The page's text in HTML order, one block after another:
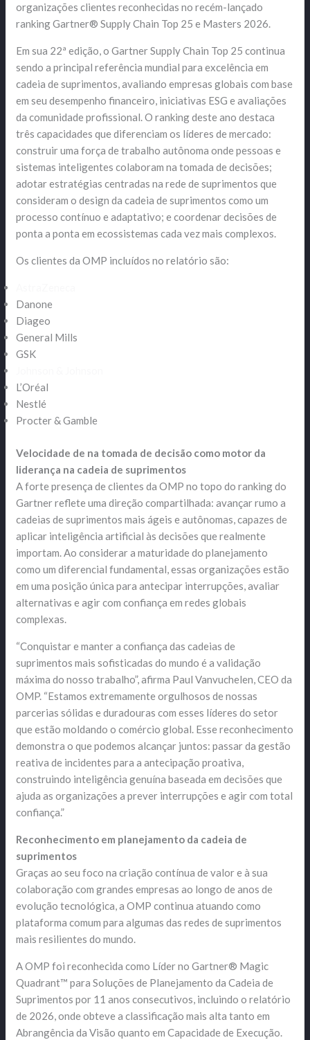
organizações clientes reconhecidas no recém-lançado
ranking Gartner® Supply Chain Top 25 e Masters 2026.
Em sua 22ª edição, o Gartner Supply Chain Top 25 continua
sendo a principal referência mundial para excelência em
cadeia de suprimentos, avaliando empresas globais com base
em seu desempenho financeiro, iniciativas ESG e avaliações
da comunidade profissional. O ranking deste ano destaca
três capacidades que diferenciam os líderes de mercado:
construir uma força de trabalho autônoma onde pessoas e
sistemas inteligentes colaboram na tomada de decisões;
adotar estratégias centradas na rede de suprimentos que
consideram o design da cadeia de suprimentos como um
processo contínuo e adaptativo; e coordenar decisões de
ponta a ponta em ecossistemas cada vez mais complexos.
Os clientes da OMP incluídos no relatório são:
Danone
Diageo
General Mills
GSK
L’Oréal
Nestlé
Procter & Gamble
Velocidade de na tomada de decisão como motor da
liderança na cadeia de suprimentos
A forte presença de clientes da OMP no topo do ranking do
Gartner reflete uma direção compartilhada: avançar rumo a
cadeias de suprimentos mais ágeis e autônomas, capazes de
aplicar inteligência artificial às decisões que realmente
importam. Ao considerar a maturidade do planejamento
como um diferencial fundamental, essas organizações estão
em uma posição única para antecipar interrupções, avaliar
alternativas e agir com confiança em redes globais
complexas.
“Conquistar e manter a confiança das cadeias de
suprimentos mais sofisticadas do mundo é a validação
máxima do nosso trabalho”, afirma Paul Vanvuchelen, CEO da
OMP. “Estamos extremamente orgulhosos de nossas
parcerias sólidas e duradouras com esses líderes do setor
que estão moldando o comércio global. Esse reconhecimento
demonstra o que podemos alcançar juntos: passar da gestão
reativa de incidentes para a antecipação proativa,
construindo inteligência genuína baseada em decisões que
ajuda as organizações a prever interrupções e agir com total
confiança.”
Reconhecimento em planejamento da cadeia de
suprimentos
Graças ao seu foco na criação contínua de valor e à sua
colaboração com grandes empresas ao longo de anos de
evolução tecnológica, a OMP continua atuando como
plataforma comum para algumas das redes de suprimentos
mais resilientes do mundo.
A OMP foi reconhecida como Líder no Gartner® Magic
Quadrant™ para Soluções de Planejamento da Cadeia de
Suprimentos por 11 anos consecutivos, incluindo o relatório
de 2026, onde obteve a classificação mais alta tanto em
Abrangência da Visão quanto em Capacidade de Execução.